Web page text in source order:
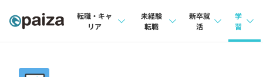
転職・キャ
リア
未経験
転職
新卒就
活
学
習